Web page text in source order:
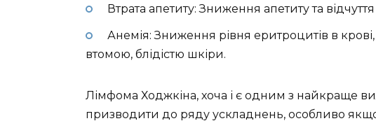
Втрата апетиту: Зниження апетиту та
Анемія: Зниження рівня еритроцитів в
втомою, блідістю шкіри.
Лімфома Ходжкіна, хоча і є одним з найкраще
призводити до ряду ускладнень, особливо якщо